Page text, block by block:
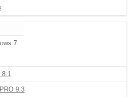
7
8.1
9.3